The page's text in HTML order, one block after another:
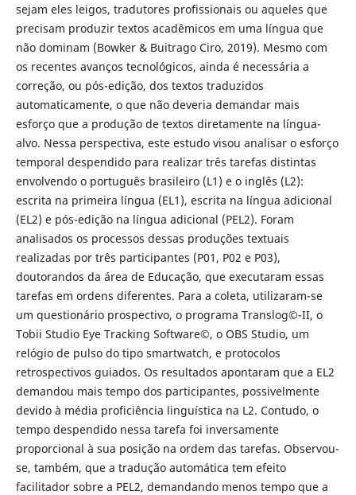
sejam eles leigos, tradutores profissionais ou aqueles que
precisam produzir textos acadêmicos em uma língua que
não dominam (Bowker & Buitrago Ciro, 2019). Mesmo com
os recentes avanços tecnológicos, ainda é necessária a
correção, ou pós-edição, dos textos traduzidos
automaticamente, o que não deveria demandar mais
esforço que a produção de textos diretamente na língua-
alvo. Nessa perspectiva, este estudo visou analisar o esforço
temporal despendido para realizar três tarefas distintas
envolvendo o português brasileiro (L1) e o inglês (L2):
escrita na primeira língua (EL1), escrita na língua adicional
(EL2) e pós-edição na língua adicional (PEL2). Foram
analisados os processos dessas produções textuais
realizadas por três participantes (P01, P02 e P03),
doutorandos da área de Educação, que executaram essas
tarefas em ordens diferentes. Para a coleta, utilizaram-se
um questionário prospectivo, o programa Translog©-II, o
Tobii Studio Eye Tracking Software©, o OBS Studio, um
relógio de pulso do tipo smartwatch, e protocolos
retrospectivos guiados. Os resultados apontaram que a EL2
demandou mais tempo dos participantes, possivelmente
devido à média proficiência linguística na L2. Contudo, o
tempo despendido nessa tarefa foi inversamente
proporcional à sua posição na ordem das tarefas. Observou-
se, também, que a tradução automática tem efeito
facilitador sobre a PEL2, demandando menos tempo que a